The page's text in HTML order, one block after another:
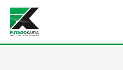
Skip to content